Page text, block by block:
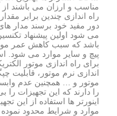
مناسب و ارزان می باشند از
راه اندازی چندین برابر
دور مفید خود برسند مدار
می شود اولین پیشنهاد
باشد که سبب کاهش عمر
پیچ و سایر موارد می شود.
برای راه اندازی موتور
اندازی نرم موتور، قابلیت
موتور و … همچنین عدم
را دارند که این تجهیزات
اینورتر ها استفاده از این
موارد و شرایط محدود